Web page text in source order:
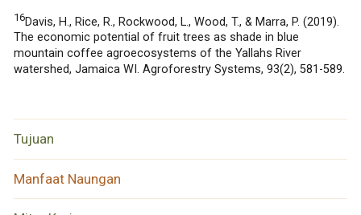
16Davis, H., Rice, R., Rockwood, L., Wood, T., & Marra, P. (2019).
The economic potential of fruit trees as shade in blue
mountain coffee agroecosystems of the Yallahs River
watershed, Jamaica WI. Agroforestry Systems, 93(2), 581-589.
Tujuan
Manfaat Naungan